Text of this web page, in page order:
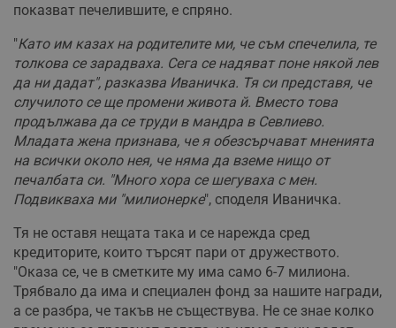
показват печелившите, е спряно.
"Като им казах на родителите ми, че съм спечелила, те
толкова се зарадваха. Сега се надяват поне някой лев
да ни дадат", разказва Иваничка. Тя си представя, че
случилото се ще промени живота й. Вместо това
продължава да се труди в мандра в Севлиево.
Младата жена признава, че я обезсърчават мненията
на всички около нея, че няма да вземе нищо от
печалбата си. "Много хора се шегуваха с мен.
Подвикваха ми "милионерке", споделя Иваничка.
Тя не оставя нещата така и се нарежда сред
кредиторите, които търсят пари от дружеството.
"Оказа се, че в сметките му има само 6-7 милиона.
Трябвало да има и специален фонд за нашите награди,
а се разбра, че такъв не съществува. Не се знае колко